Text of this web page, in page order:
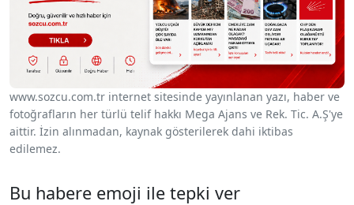
www.sozcu.com.tr internet sitesinde yayınlanan yazı, haber ve
fotoğrafların her türlü telif hakkı Mega Ajans ve Rek. Tic. A.Ş'ye
aittir. İzin alınmadan, kaynak gösterilerek dahi iktibas
edilemez.
Bu habere emoji ile tepki ver